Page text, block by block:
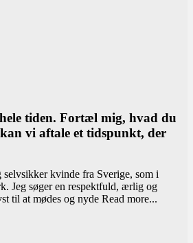
tiden. Fortæl mig, hvad du
vi aftale et tidspunkt, der
kvinde fra Sverige, som i
Jeg søger en respektfuld, ærlig og
til at mødes og nyde Read more...